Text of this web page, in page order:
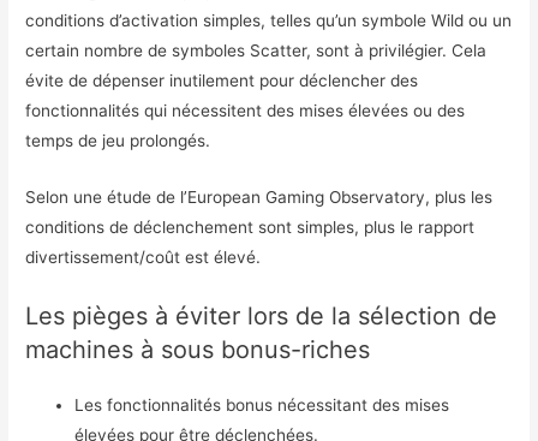
conditions d’activation simples, telles qu’un symbole Wild ou un
certain nombre de symboles Scatter, sont à privilégier. Cela
évite de dépenser inutilement pour déclencher des
fonctionnalités qui nécessitent des mises élevées ou des
temps de jeu prolongés.
Selon une étude de l’European Gaming Observatory, plus les
conditions de déclenchement sont simples, plus le rapport
divertissement/coût est élevé.
Les pièges à éviter lors de la sélection de
machines à sous bonus-riches
Les fonctionnalités bonus nécessitant des mises
élevées pour être déclenchées.